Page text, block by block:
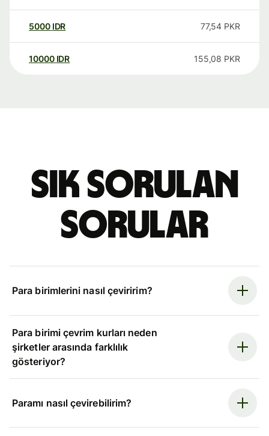
5000 IDR 77,54 PKR
10000 IDR 155,08 PKR
Sık sorulan
sorular
Para birimlerini nasıl çeviririm?
Para birimi çevrim kurları neden
şirketler arasında farklılık
gösteriyor?
Paramı nasıl çevirebilirim?